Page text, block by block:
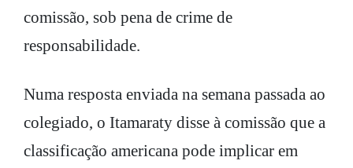
comissão, sob pena de crime de
responsabilidade.
Numa resposta enviada na semana passada ao
colegiado, o Itamaraty disse à comissão que a
classificação americana pode implicar em